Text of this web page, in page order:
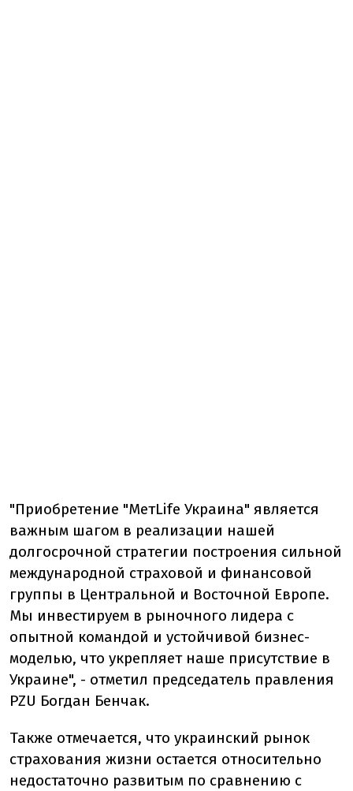
"Приобретение "МетLife Украина" является
важным шагом в реализации нашей
долгосрочной стратегии построения сильной
международной страховой и финансовой
группы в Центральной и Восточной Европе.
Мы инвестируем в рыночного лидера с
опытной командой и устойчивой бизнес-
моделью, что укрепляет наше присутствие в
Украине", - отметил председатель правления
PZU Богдан Бенчак.
Также отмечается, что украинский рынок
страхования жизни остается относительно
недостаточно развитым по сравнению с